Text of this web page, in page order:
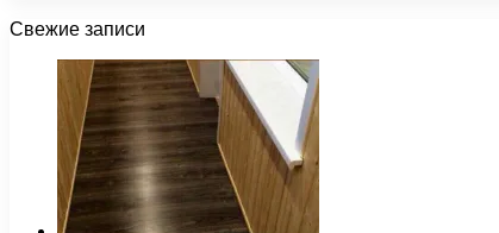
Свежие записи